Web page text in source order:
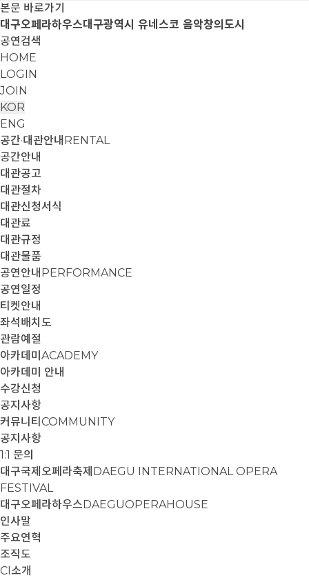
본문 바로가기
대구오페라하우스대구광역시 유네스코 음악창의도시
공연검색
HOME
LOGIN
JOIN
KOR
ENG
공간·대관안내 RENTAL
공간안내
대관공고
대관절차
대관신청서식
대관료
대관규정
대관물품
공연안내 PERFORMANCE
공연일정
티켓안내
좌석배치도
관람예절
아카데미 ACADEMY
아카데미 안내
수강신청
공지사항
커뮤니티 COMMUNITY
공지사항
1:1 문의
대구국제오페라축제 DAEGU INTERNATIONAL OPERA
FESTIVAL
대구오페라하우스DAEGUOPERAHOUSE
인사말
주요연혁
조직도
CI소개